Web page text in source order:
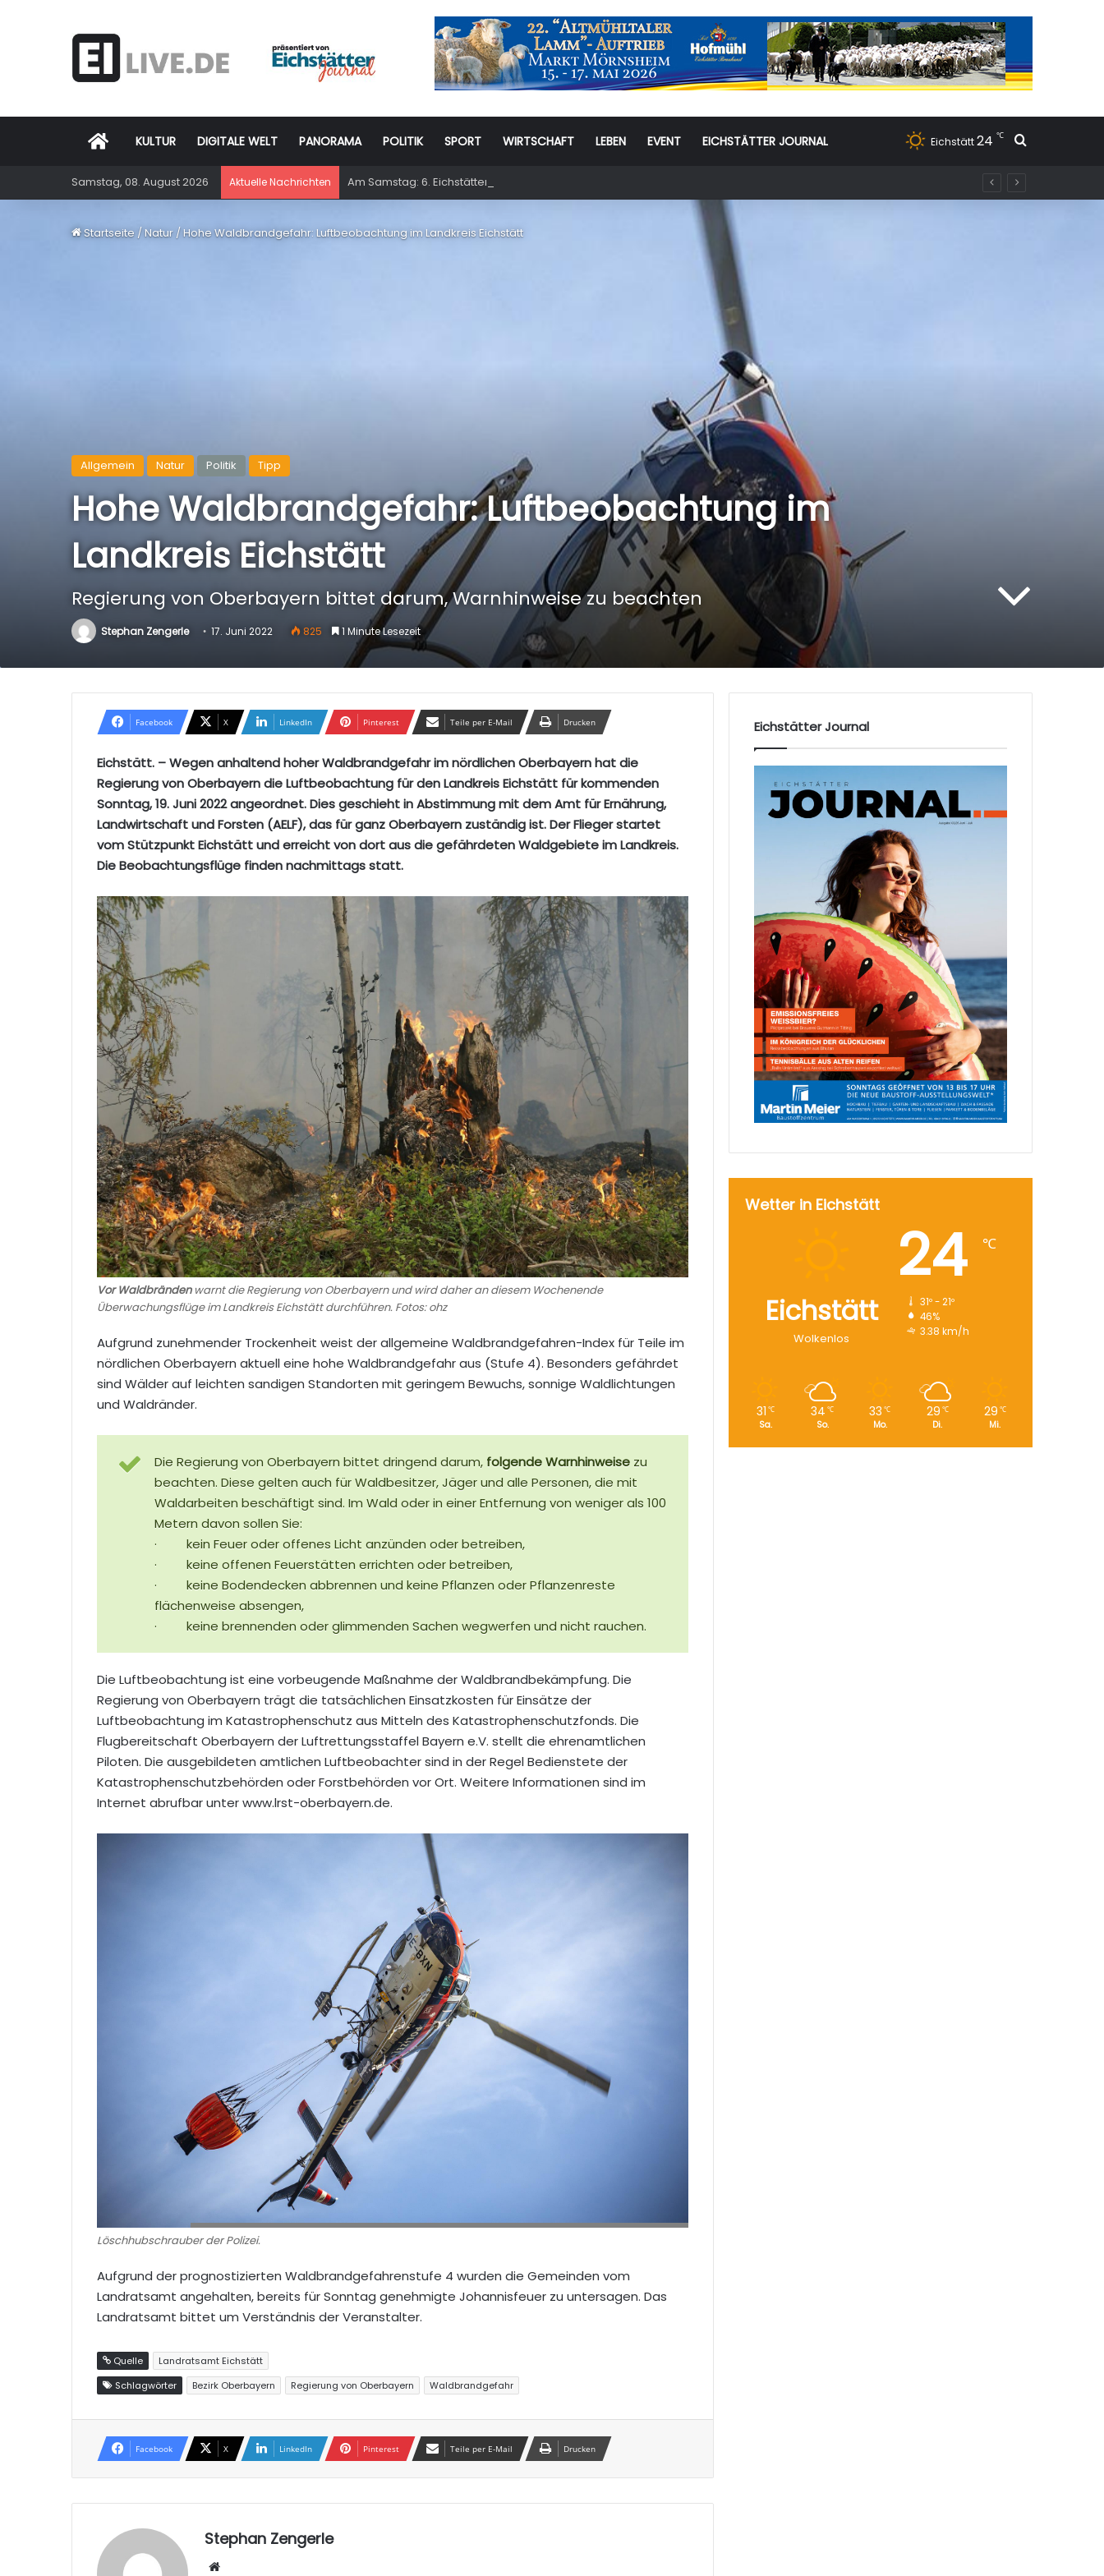
Startseite
KULTUR DIGITALE WELT PANORAMA POLITIK SPORT WIRTSCHAFT LEBEN EVENT EICHSTÄTTER JOURNAL Eichstätt24 ℃ Suchen
Samstag, 08. August 2026 Aktuelle Nachrichten Am Samstag: 6. Eichstätter Kinder- und Jugendtag – für ganze Familie
Startseite /Natur /Hohe Waldbrandgefahr: Luftbeobachtung im Landkreis Eichstätt
Allgemein Natur Politik Tipp
Hohe Waldbrandgefahr: Luftbeobachtung im
Landkreis Eichstätt
Regierung von Oberbayern bittet darum, Warnhinweise zu beachten
Stephan Zengerle 17. Juni 2022 825 1 Minute Lesezeit
Facebook X LinkedIn Pinterest Teile per E-Mail Drucken
Eichstätt. – Wegen anhaltend hoher Waldbrandgefahr im nördlichen Oberbayern hat die
Regierung von Oberbayern die Luftbeobachtung für den Landkreis Eichstätt für kommenden
Sonntag, 19. Juni 2022 angeordnet. Dies geschieht in Abstimmung mit dem Amt für Ernährung,
Landwirtschaft und Forsten (AELF), das für ganz Oberbayern zuständig ist. Der Flieger startet
vom Stützpunkt Eichstätt und erreicht von dort aus die gefährdeten Waldgebiete im Landkreis.
Die Beobachtungsflüge finden nachmittags statt.
Vor Waldbrändenwarnt die Regierung von Oberbayern und wird daher an diesem Wochenende
Überwachungsflüge im Landkreis Eichstätt durchführen. Fotos: ohz
Aufgrund zunehmender Trockenheit weist der allgemeine Waldbrandgefahren-Index für Teile im
nördlichen Oberbayern aktuell eine hohe Waldbrandgefahr aus (Stufe 4). Besonders gefährdet
sind Wälder auf leichten sandigen Standorten mit geringem Bewuchs, sonnige Waldlichtungen
und Waldränder.
Die Regierung von Oberbayern bittet dringend darum, folgende Warnhinweise zu
beachten. Diese gelten auch für Waldbesitzer, Jäger und alle Personen, die mit
Waldarbeiten beschäftigt sind. Im Wald oder in einer Entfernung von weniger als 100
Metern davon sollen Sie:
· kein Feuer oder offenes Licht anzünden oder betreiben,
· keine offenen Feuerstätten errichten oder betreiben,
· keine Bodendecken abbrennen und keine Pflanzen oder Pflanzenreste
flächenweise absengen,
· keine brennenden oder glimmenden Sachen wegwerfen und nicht rauchen.
Die Luftbeobachtung ist eine vorbeugende Maßnahme der Waldbrandbekämpfung. Die
Regierung von Oberbayern trägt die tatsächlichen Einsatzkosten für Einsätze der
Luftbeobachtung im Katastrophenschutz aus Mitteln des Katastrophenschutzfonds. Die
Flugbereitschaft Oberbayern der Luftrettungsstaffel Bayern e.V. stellt die ehrenamtlichen
Piloten. Die ausgebildeten amtlichen Luftbeobachter sind in der Regel Bedienstete der
Katastrophenschutzbehörden oder Forstbehörden vor Ort. Weitere Informationen sind im
Internet abrufbar unter www.lrst-oberbayern.de.
Löschhubschrauber der Polizei.
Aufgrund der prognostizierten Waldbrandgefahrenstufe 4 wurden die Gemeinden vom
Landratsamt angehalten, bereits für Sonntag genehmigte Johannisfeuer zu untersagen. Das
Landratsamt bittet um Verständnis der Veranstalter.
Quelle
Landratsamt Eichstätt
Schlagwörter
Bezirk Oberbayern Regierung von Oberbayern Waldbrandgefahr
Facebook X LinkedIn Pinterest Teile per E-Mail Drucken
Stephan Zengerle
Eichstätter Journal
Wetter in Eichstätt
Eichstätt
Wolkenlos
24 ℃
31º - 21º
46%
3.38 km/h
31 ℃
Sa.
34 ℃
So.
33 ℃
Mo.
29 ℃
Di.
29 ℃
Mi.